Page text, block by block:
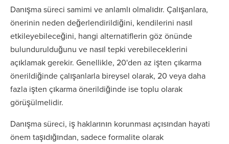
Danışma süreci samimi ve anlamlı olmalıdır. Çalışanlara,
önerinin neden değerlendirildiğini, kendilerini nasıl
etkileyebileceğini, hangi alternatiflerin göz önünde
bulundurulduğunu ve nasıl tepki verebileceklerini
açıklamak gerekir. Genellikle, 20'den az işten çıkarma
önerildiğinde çalışanlarla bireysel olarak, 20 veya daha
fazla işten çıkarma önerildiğinde ise toplu olarak
görüşülmelidir.
Danışma süreci, iş haklarının korunması açısından hayati
önem taşıdığından, sadece formalite olarak